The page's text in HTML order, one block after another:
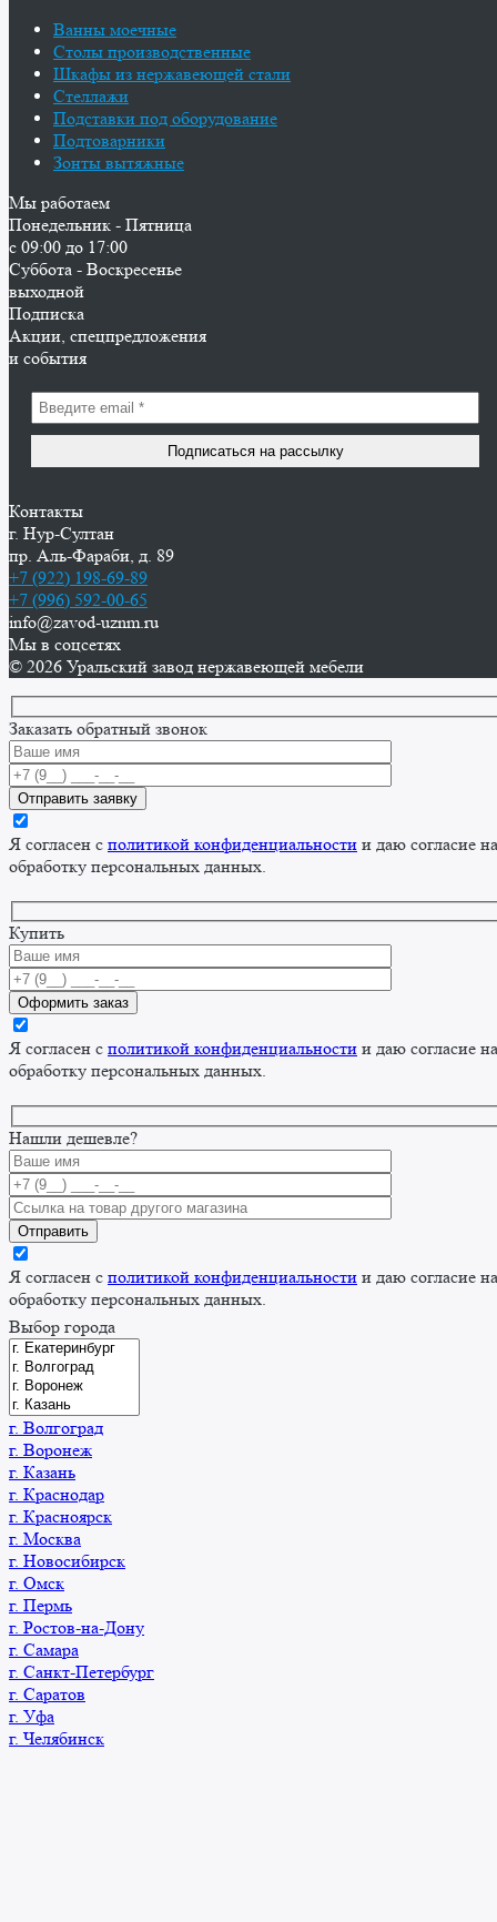
Ванны моечные
Столы производственные
Шкафы из нержавеющей стали
Стеллажи
Подставки под оборудование
Подтоварники
Зонты вытяжные
Мы работаем
Понедельник - Пятница
с 09:00 до 17:00
Суббота - Воскресенье
выходной
Подписка
Акции, спецпредложения
и события
Контакты
г. Нур-Cултан
пр. Аль-Фараби, д. 89
+7 (922) 198-69-89
+7 (996) 592-00-65
info@zavod-uznm.ru
Мы в соцсетях
© 2026 Уральский завод нержавеющей мебели
Заказать обратный звонок
Я согласен с политикой конфиденциальности и даю согласие на
обработку персональных данных.
Купить
Я согласен с политикой конфиденциальности и даю согласие на
обработку персональных данных.
Нашли дешевле?
Я согласен с политикой конфиденциальности и даю согласие на
обработку персональных данных.
Выбор города
г. Волгоград
г. Воронеж
г. Казань
г. Краснодар
г. Красноярск
г. Москва
г. Новосибирск
г. Омск
г. Пермь
г. Ростов-на-Дону
г. Самара
г. Санкт-Петербург
г. Саратов
г. Уфа
г. Челябинск